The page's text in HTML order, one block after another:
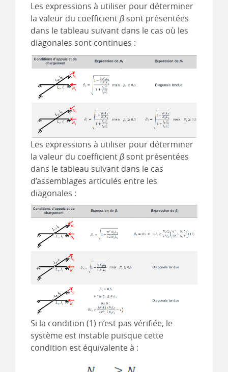
Les expressions à utiliser pour déterminer
la valeur du coefficientβ sont présentées
dans le tableau suivant dans le cas où les
diagonales sont continues :
Les expressions à utiliser pour déterminer
la valeur du coefficientβ sont présentées
dans le tableau suivant dans le cas
d’assemblages articulés entre les
diagonales :
Si la condition (1) n’est pas vérifiée, le
système est instable puisque cette
condition est équivalente à :